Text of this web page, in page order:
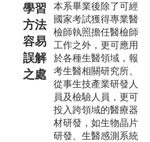
學習
方法
容易
誤解
之處
本系畢業後除了可經
國家考試獲得專業醫
檢師執照擔任醫檢師
工作之外，更可應用
於各種生醫領域，報
考生醫相關研究所、
從事生技產業研發人
員及檢驗人員，更可
投入跨領域的醫療器
材研發，如生物晶片
研發、生醫感測系統